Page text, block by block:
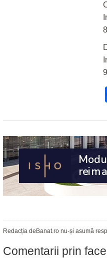
Redacția deBanat.ro nu-și asumă
Comentarii prin